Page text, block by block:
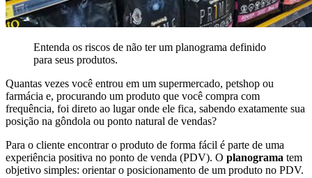
Entenda os riscos de não ter um planograma definido
para seus produtos.
Quantas vezes você entrou em um supermercado, petshop ou
farmácia e, procurando um produto que você compra com
frequência, foi direto ao lugar onde ele fica, sabendo exatamente sua
posição na gôndola ou ponto natural de vendas?
Para o cliente encontrar o produto de forma fácil é parte de uma
experiência positiva no ponto de venda (PDV). O planograma tem
objetivo simples: orientar o posicionamento de um produto no PDV.